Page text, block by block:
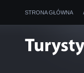
STRONA GŁÓWNA